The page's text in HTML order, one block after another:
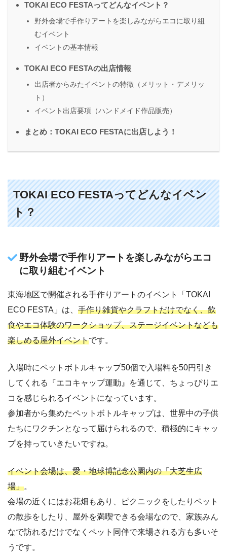
TOKAI ECO FESTAってどんなイベント？
野外会場で手作りアートを楽しみながらエコに取り組
むイベント
イベントの基本情報
TOKAI ECO FESTAの出店情報
出店者からみたイベントの特徴（メリット・デメリッ
ト）
イベント出店要項（ハンドメイド作品販売）
まとめ：TOKAI ECO FESTAに出店しよう！
TOKAI ECO FESTAってどんなイベン
ト？
野外会場で手作りアートを楽しみながらエコ
に取り組むイベント
東海地区で開催される手作りアートのイベント「TOKAI
ECO FESTA」は、 手作り雑貨やクラフトだけでなく、飲
食やエコ体験のワークショップ、ステージイベントなども
楽しめる屋外イベントです。
入場時にペットボトルキャップ50個で入場料を50円引き
してくれる『エコキャップ運動』を通じて、ちょっぴりエ
コを感じられるイベントになっています。
参加者から集めたペットボトルキャップは、世界中の子供
たちにワクチンとなって届けられるので、積極的にキャッ
プを持っていきたいですね。
イベント会場は、愛・地球博記念公園内の「大芝生広
場」。
会場の近くにはお花畑もあり、ピクニックをしたりペット
の散歩をしたり、屋外を満喫できる会場なので、家族みん
なで訪れるだけでなくペット同伴で来場される方も多いそ
うです。